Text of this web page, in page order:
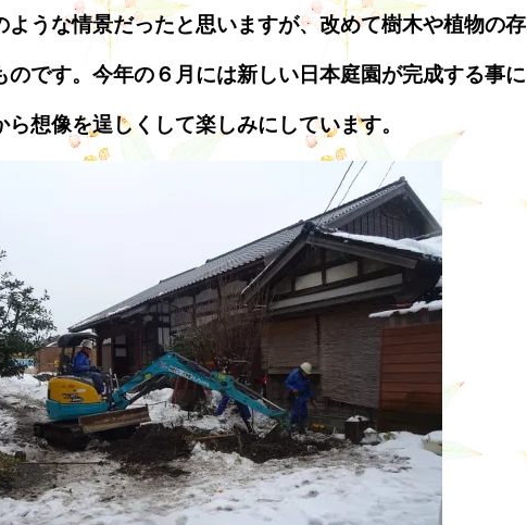
ような情景だったと思いますが、改めて樹木や植物の存
のです。今年の６月には新しい日本庭園が完成する事に
想像を逞しくして楽しみにしています。